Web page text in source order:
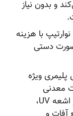
بدون نیاز
با هزینه
دستی
ویژه
جلوگیری می‌کند و مقاومت در برابر اشعه UV،